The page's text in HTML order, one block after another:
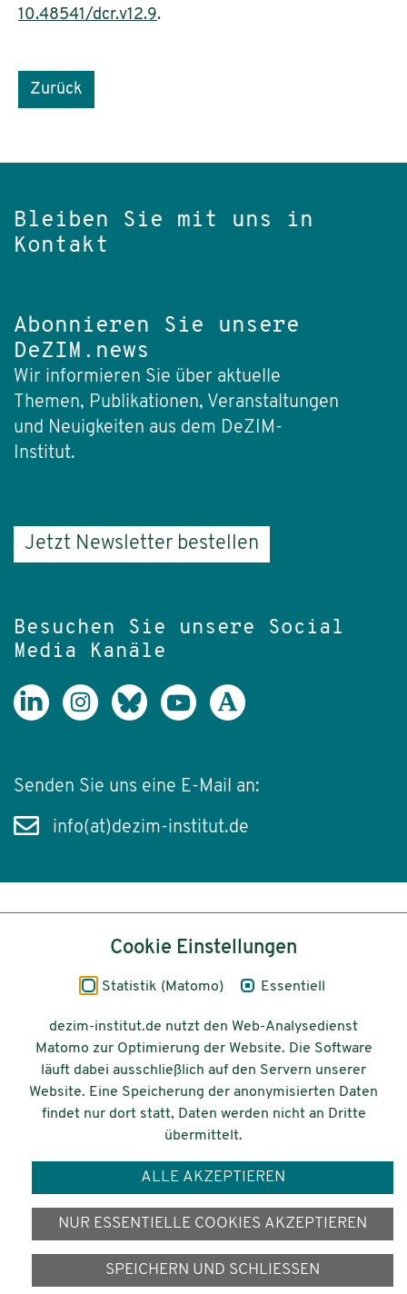
10.48541/dcr.v12.9.
Zurück
Bleiben Sie mit uns in
Kontakt
Abonnieren Sie unsere
DeZIM.news
Wir informieren Sie über aktuelle
Themen, Publikationen, Veranstaltungen
und Neuigkeiten aus dem DeZIM-
Institut.
Jetzt Newsletter bestellen
Besuchen Sie unsere Social
Media Kanäle
Senden Sie uns eine E-Mail an:
info(at)dezim-institut.de
Impressum
Datenschutz
Barrierefreiheit
© 2026 Deutsches Zentrum für
Integrations-
und Migrationsforschung DeZIM e.V.
Cookie Einstellungen
Statistik (Matomo) Essentiell
dezim-institut.de nutzt den Web-Analysedienst
Matomo zur Optimierung der Website. Die Software
läuft dabei ausschließlich auf den Servern unserer
Website. Eine Speicherung der anonymisierten Daten
findet nur dort statt, Daten werden nicht an Dritte
übermittelt.
ALLE AKZEPTIEREN
NUR ESSENTIELLE COOKIES AKZEPTIEREN
SPEICHERN UND SCHLIESSEN